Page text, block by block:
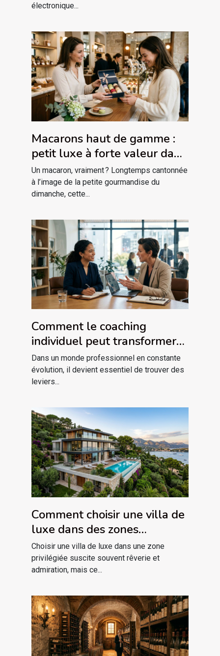
électronique...
Macarons haut de gamme :
petit luxe à forte valeur dans
la relation client
Un macaron, vraiment ? Longtemps cantonnée
à l’image de la petite gourmandise du
dimanche, cette...
Comment le coaching
individuel peut transformer
votre carrière ?
Dans un monde professionnel en constante
évolution, il devient essentiel de trouver des
leviers...
Comment choisir une villa de
luxe dans des zones
privilégiées ?
Choisir une villa de luxe dans une zone
privilégiée suscite souvent rêverie et
admiration, mais ce...